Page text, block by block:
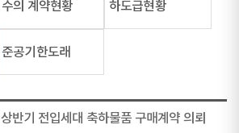
수의 계약현황 하도급현황
준공기한도래
상반기 전입세대 축하물품 구매계약 의뢰